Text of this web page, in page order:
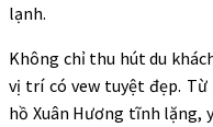
lạnh.
Không chỉ thu hút du
vị trí có vew tuyệt đẹp. Từ
hồ Xuân Hương tĩnh lặng,